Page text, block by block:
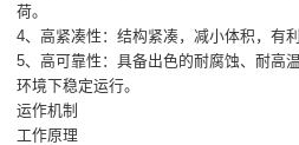
荷。
4、高紧凑性：结构紧凑，减小体积，有
5、高可靠性：具备出色的耐腐蚀、耐高
环境下稳定运行。
运作机制
工作原理